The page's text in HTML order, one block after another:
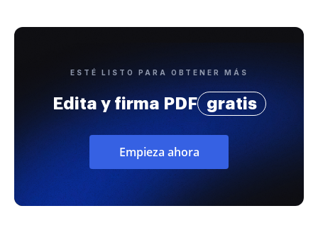
ESTÉ LISTO PARA OBTENER MÁS
Edita y firma PDF gratis
Empieza ahora